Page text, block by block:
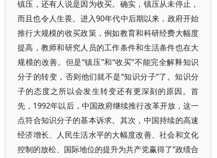
镇压，还有人说是因为收买。确实，镇压从未停止，
而且也令人生畏。进入90年代中后期以来，政府开始
推行大规模的收买政策，例如教育和科研经费大幅度
提高，教师和研究人员的工作条件和生活条件也在大
规模的改善。但是“镇压”和“收买”不能完全解释知识
分子的转变，否则他们就不是“知识分子”了。知识分
子的态度之所以会发生转变还有更深刻的原因。首
先，1992年以后，中国政府继续推行改革开放，这一
点符合知识分子的基本诉求。其次，中国持续的高速
经济增长、人民生活水平的大幅度改善、社会和文化
控制的放松、国际地位的提升为共产党赢得了“政绩合